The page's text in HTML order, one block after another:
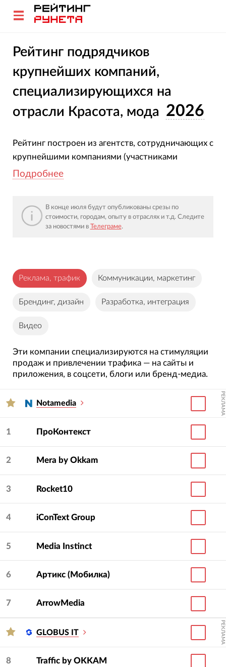
Рейтинг подрядчиков
крупнейших компаний,
специализирующихся на
отрасли Красота, мода 2026
Рейтинг построен из агентств, сотрудничающих с
крупнейшими компаниями (участниками
рейтингов Forbes и Эксперт), и оказывающими
таргетированной рекламе и т.д. Все
представленные здесь агентства имеют опыт
Обратите внимание на фильтры, расположенные
вверху рейтинга. При необходимости с их
помощью можно составлять списки из агентств,
специализирующихся на нужной услуге.
Подробнее
В конце июля будут опубликованы срезы по
стоимости, городам, опыту в отраслях и т.д. Следите
за новостями в Телеграме.
Реклама, трафик Коммуникации, маркетинг
Брендинг, дизайн Разработка, интеграция
Видео
Эти компании специализируются на стимуляции
продаж и привлечении трафика — на сайты и
приложения, в соцсети, блоги или бренд-медиа.
Notamedia РЕКЛАМА
1 ПроКонтекст
2 Mera by Okkam
3 Rocket10
4 iConText Group
5 Media Instinct
6 Артикс (Мобилка)
7 ArrowMedia
GLOBUS IT РЕКЛАМА
8 Traffic by OKKAM